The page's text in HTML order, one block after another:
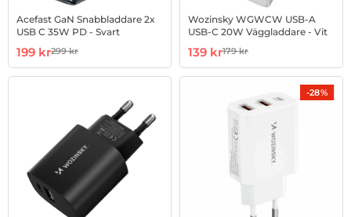
Acefast GaN Snabbladdare 2x
USB C 35W PD - Svart
Art. nr 1002950477
rea pris
199 krtidigare pris
299 kr
Wozinsky WGWCW USB-A
USB-C 20W Väggladdare - Vit
Art. nr 1002952027
rea pris
139 krtidigare pris
179 kr
-28%